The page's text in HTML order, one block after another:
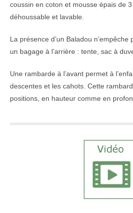
coussin en coton et mousse épais de
déhoussable et lavable.
La présence d’un Baladou
un bagage à l’arrière : tente, sac à
Une rambarde à l’avant permet à
descentes et les cahots. Cette
positions, en hauteur comme en